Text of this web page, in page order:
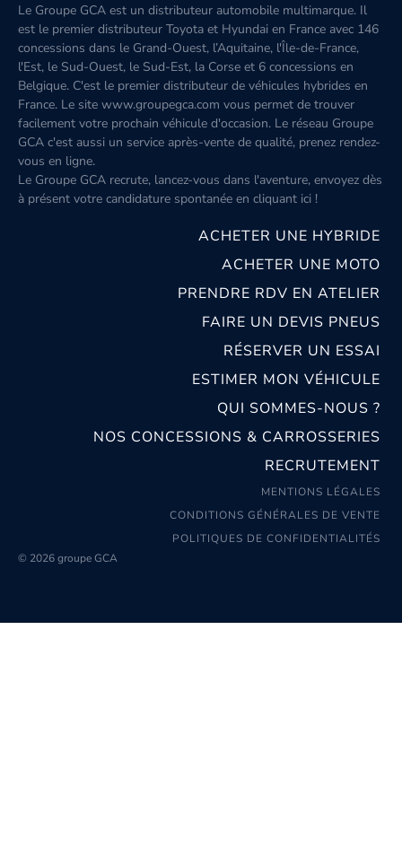
Le Groupe GCA est un distributeur automobile multimarque. Il
est le premier distributeur Toyota et Hyundai en France avec 146
concessions dans le Grand-Ouest, l’Aquitaine, l'Île-de-France,
l'Est, le Sud-Ouest, le Sud-Est, la Corse et 6 concessions en
Belgique. C'est le premier distributeur de véhicules hybrides en
France. Le site www.groupegca.com vous permet de trouver
facilement votre prochain véhicule d'occasion. Le réseau Groupe
GCA c'est aussi un service après-vente de qualité, prenez rendez-
vous en ligne.
Le Groupe GCA recrute, lancez-vous dans l'aventure, envoyez dès
à présent votre candidature spontanée en cliquant ici !
ACHETER UNE HYBRIDE
ACHETER UNE MOTO
PRENDRE RDV EN ATELIER
FAIRE UN DEVIS PNEUS
RÉSERVER UN ESSAI
ESTIMER MON VÉHICULE
QUI SOMMES-NOUS ?
NOS CONCESSIONS & CARROSSERIES
RECRUTEMENT
MENTIONS LÉGALES
CONDITIONS GÉNÉRALES DE VENTE
POLITIQUES DE CONFIDENTIALITÉS
© 2026 groupe GCA